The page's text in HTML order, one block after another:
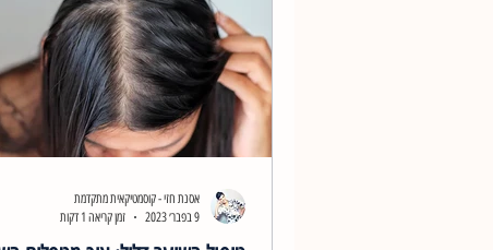
אסנת חזי - קוסמטיקאית מתקדמת
9 בפבר׳ 2023
זמן קריאה 1 דקות